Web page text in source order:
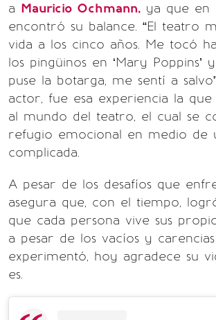
a Mauricio Ochmann, ya que en
encontró su balance. “El teatro
vida a los cinco años. Me tocó
los pingüinos en ‘Mary Poppins’
puse la botarga, me sentí a
actor, fue esa experiencia la
al mundo del teatro, el cual se
refugio emocional en medio de
complicada.
A pesar de los desafíos que
asegura que, con el tiempo,
que cada persona vive sus
a pesar de los vacíos y
experimentó, hoy agradece su
es.